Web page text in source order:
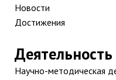
Новости
Достижения
Деятельность
Научно-методическая